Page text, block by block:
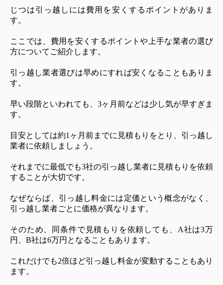
じつは引っ越しには費用を安くするポイントがありま
す。
ここでは、費用を安くするポイントや上手な業者の選び
方についてご紹介します。
引っ越し業者選びは早めにすれば安くなることもありま
す。
早い段階といわれても、3ヶ月前などは少し気が早すぎま
す。
目安としては約1ヶ月前までに見積もりをとり、引っ越し
業者に依頼しましょう。
それまでに最低でも3社の引っ越し業者に見積もりを依頼
することが大切です。
なぜならば、引っ越し料金には定価という概念がなく、
引っ越し業者ごとに価格が異なります。
そのため、同条件で見積もりを依頼しても、A社は3万
円、B社は6万円となることもあります。
これだけでも2倍ほど引っ越し料金が変動することもあり
ます。